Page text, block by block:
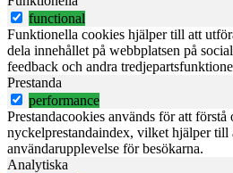
functional
Funktionella cookies hjälper till att
dela innehållet på webbplatsen på
feedback och andra
Prestanda
performance
Prestandacookies används för att förstå
nyckelprestandaindex, vilket hjälper till
användarupplevelse för besökarna.
Analytiska